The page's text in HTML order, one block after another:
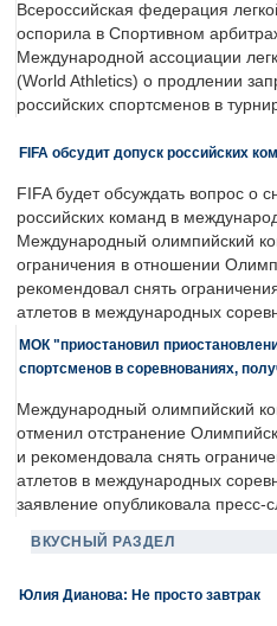
Всероссийская федерация
оспорила в Спортивном
Международной ассоциации
(World Athletics) о продлении
российских спортсменов в
FIFA обсудит допуск российских
FIFA будет обсуждать вопрос о
российских команд в
Международный олимпийский
ограничения в отношении
рекомендовал снять
атлетов в международных
МОК "приостановил
спортсменов в соревнованиях,
Международный олимпийский
отменил отстранение
и рекомендовала снять
атлетов в международных
заявление опубликовала
ВКУСНЫЙ РАЗДЕЛ
Юлия Дианова: Не просто завтрак